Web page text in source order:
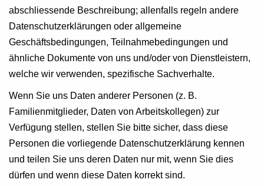
abschliessende Beschreibung; allenfalls regeln andere
Datenschutzerklärungen oder allgemeine
Geschäftsbedingungen, Teilnahmebedingungen und
ähnliche Dokumente von uns und/oder von Dienstleistern,
welche wir verwenden, spezifische Sachverhalte.
Wenn Sie uns Daten anderer Personen (z. B.
Familienmitglieder, Daten von Arbeitskollegen) zur
Verfügung stellen, stellen Sie bitte sicher, dass diese
Personen die vorliegende Datenschutzerklärung kennen
und teilen Sie uns deren Daten nur mit, wenn Sie dies
dürfen und wenn diese Daten korrekt sind.